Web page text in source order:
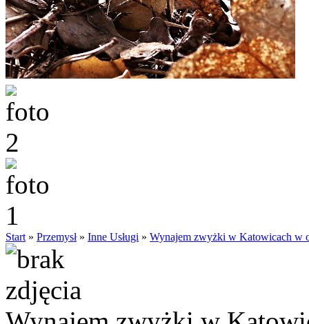
Start » Przemysł» Inne Usługi » Wynajem zwyżki w Katowicach w